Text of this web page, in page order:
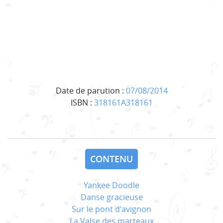
Date de parution : 07/08/2014
ISBN : 318161A318161
CONTENU
Yankee Doodle
Danse gracieuse
Sur le pont d'avignon
La Valse des marteaux